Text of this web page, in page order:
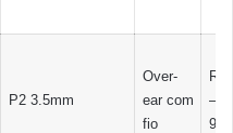
P2 3.5mm
Over-
ear com
fio
R$
–
95